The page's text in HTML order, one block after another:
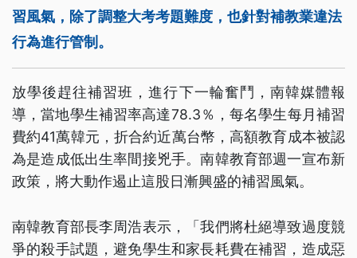
習風氣，除了調整大考考題難度，也針對補教業違法
行為進行管制。
放學後趕往補習班，進行下一輪奮鬥，南韓媒體報
導，當地學生補習率高達78.3％，每名學生每月補習
費約41萬韓元，折合約近萬台幣，高額教育成本被認
為是造成低出生率間接兇手。南韓教育部週一宣布新
政策，將大動作遏止這股日漸興盛的補習風氣。
南韓教育部長李周浩表示，「我們將杜絕導致過度競
爭的殺手試題，避免學生和家長耗費在補習，造成惡